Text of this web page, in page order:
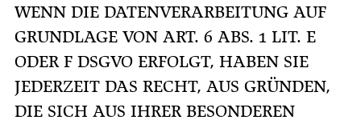
WENN DIE DATENVERARBEITUNG AUF
GRUNDLAGE VON ART. 6 ABS. 1 LIT. E
ODER F DSGVO ERFOLGT, HABEN SIE
JEDERZEIT DAS RECHT, AUS GRÜNDEN,
DIE SICH AUS IHRER BESONDEREN